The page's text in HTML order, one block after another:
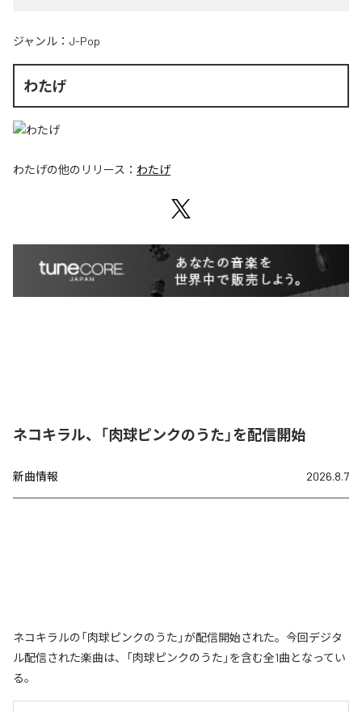
ジャンル： J-Pop
わたげ
わたげの他のリリース： わたげ
ネコキラル、「肉球ピンクのうた」を配信開始
新曲情報 2026.8.7
ネコキラルの「肉球ピンクのうた」が配信開始された。今回デジタ
ル配信された楽曲は、「肉球ピンクのうた」を含む全1曲となってい
る。